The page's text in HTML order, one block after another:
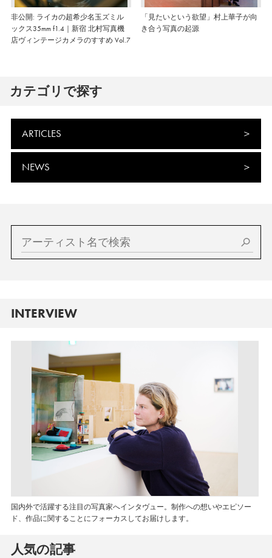
非公開: ライカの超希少名玉ズミル
ックス35mm f1.4｜新宿 北村写真機
店ヴィンテージカメラのすすめ Vol.7
「見たいという欲望」村上華子が向
き合う写真の起源
カテゴリで探す
ARTICLES
NEWS
INTERVIEW
国内外で活躍する注目の写真家へインタヴュー。制作への想いやエピソー
ド、作品に関することにフォーカスしてお届けします。
人気の記事